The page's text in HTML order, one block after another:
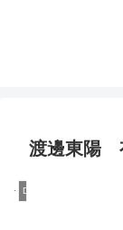
渡邊東陽
DQN